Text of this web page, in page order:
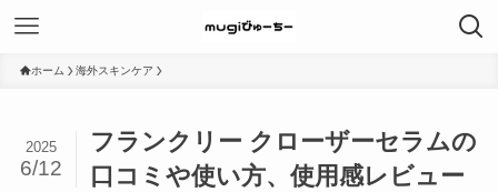
ホーム 海外スキンケア
フランクリー クローザーセラムの
口コミや使い方、使用感レビュー
2025
6/12